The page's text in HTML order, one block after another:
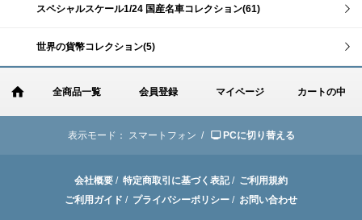
スペシャルスケール1/24 国産名車コレクション(61)
世界の貨幣コレクション(5)
全商品一覧 会員登録 マイページ カートの中
表示モード： スマートフォン / PCに切り替える
会社概要 / 特定商取引に基づく表記/ ご利用規約
ご利用ガイド / プライバシーポリシー / お問い合わせ